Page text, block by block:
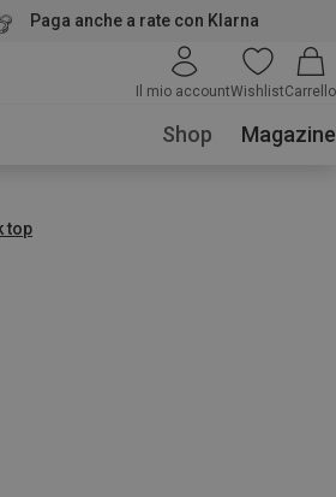
Paga anche a rate con Klarna
Il mio accountWishlistCarrello
Shop Magazine
top